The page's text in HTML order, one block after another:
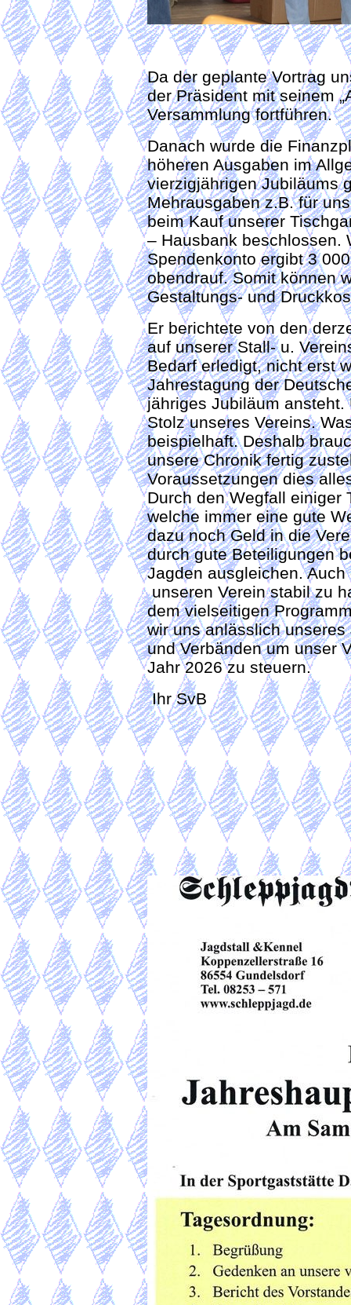
Da der geplante Vortrag
der Präsident mit seinem
Versammlung fortführen.
Danach wurde die
höheren Ausgaben im
vierzigjährigen Jubiläums
Mehrausgaben z.B. für
beim Kauf unserer
– Hausbank beschlossen.
Spendenkonto ergibt 3
obendrauf. Somit können
Gestaltungs- und
Er berichtete von den
auf unserer Stall- u.
Bedarf erledigt, nicht erst
Jahrestagung der
jähriges Jubiläum
Stolz unseres Vereins.
beispielhaft. Deshalb
unsere Chronik fertig
Voraussetzungen dies
Durch den Wegfall einiger
welche immer eine gute
dazu noch Geld in die
durch gute Beteiligungen
Jagden ausgleichen.
unseren Verein stabil zu
dem vielseitigen
wir uns anlässlich
und Verbänden um unser
Jahr 2026 zu steuern.
Ihr SvB